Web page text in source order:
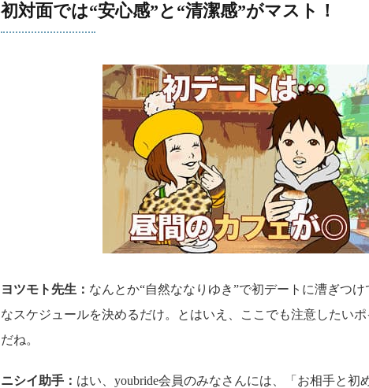
初対面では“安心感”と“清潔感”がマスト！
ヨツモト先生： なんとか“自然ななりゆき”で初デートに漕ぎつ
なスケジュールを決めるだけ。とはいえ、ここでも注意したいポ
だね。
ニシイ助手： はい、youbride会員のみなさんには、「お相手と初